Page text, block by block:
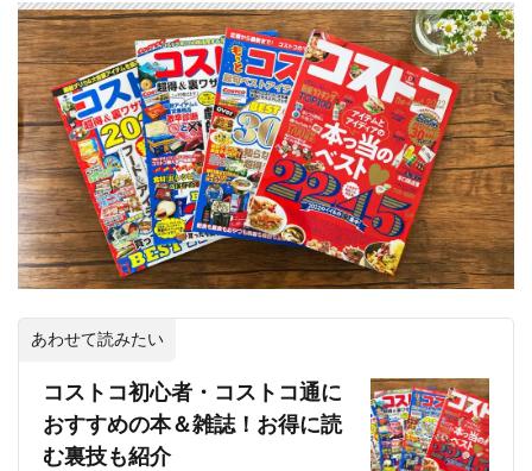
あわせて読みたい
コストコ初心者・コストコ通に
おすすめの本＆雑誌！お得に読
む裏技も紹介